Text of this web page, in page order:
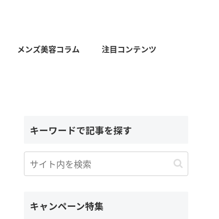
メンズ美容コラム 注目コンテンツ
キーワードで記事を探す
キャンペーン特集